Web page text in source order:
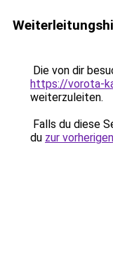
Die von dir
https://vorota-
weiterzuleiten.
Falls du diese
du zur